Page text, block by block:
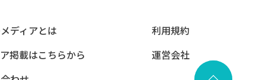
ディアとは
掲載はこちらから
利用規約
運営会社